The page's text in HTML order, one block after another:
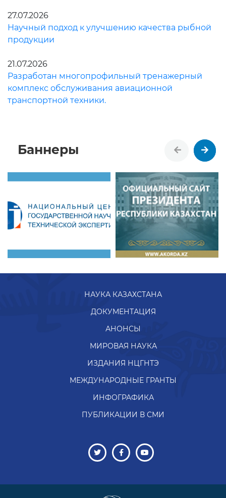
27.07.2026
Научный подход к улучшению качества рыбной
продукции
21.07.2026
Разработан многопрофильный тренажерный
комплекс обслуживания авиационной
транспортной техники.
Баннеры
НАУКА КАЗАХСТАНА
ДОКУМЕНТАЦИЯ
АНОНСЫ
МИРОВАЯ НАУКА
ИЗДАНИЯ НЦГНТЭ
МЕЖДУНАРОДНЫЕ ГРАНТЫ
ИНФОГРАФИКА
ПУБЛИКАЦИИ В СМИ